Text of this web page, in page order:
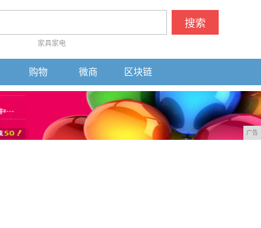
搜索
家具家电
购物 微商 区块链
广告